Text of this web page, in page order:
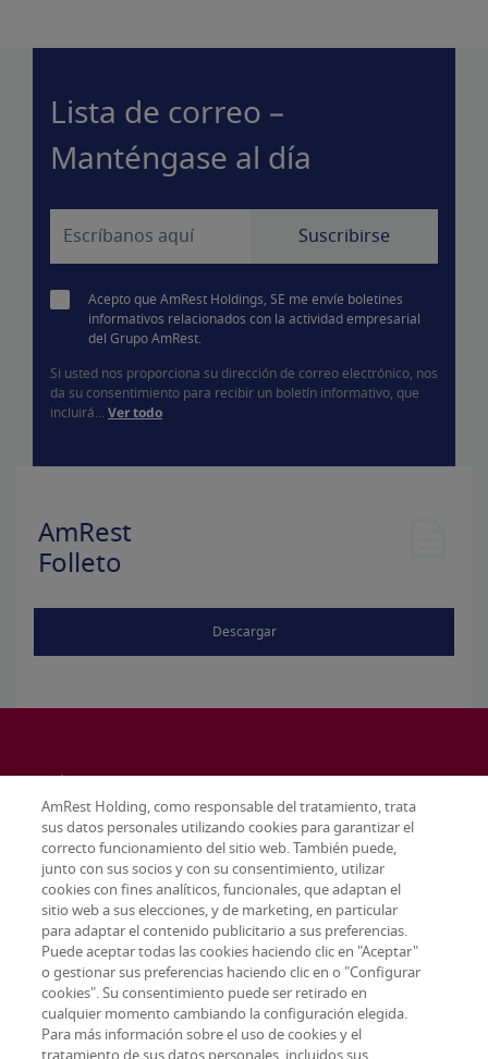
Lista de correo –
Manténgase al día
Acepto que AmRest Holdings, SE me envíe boletines
informativos relacionados con la actividad empresarial
del Grupo AmRest.
Si usted nos proporciona su dirección de correo electrónico, nos
da su consentimiento para recibir un boletín informativo, que
incluirá... Ver todo
AmRest
Folleto
Descargar
Terms & conditions
Privacy policy
AmRest Holding, como responsable del tratamiento, trata
sus datos personales utilizando cookies para garantizar el
correcto funcionamiento del sitio web. También puede,
junto con sus socios y con su consentimiento, utilizar
cookies con fines analíticos, funcionales, que adaptan el
sitio web a sus elecciones, y de marketing, en particular
para adaptar el contenido publicitario a sus preferencias.
Puede aceptar todas las cookies haciendo clic en "Aceptar"
o gestionar sus preferencias haciendo clic en o "Configurar
cookies". Su consentimiento puede ser retirado en
cualquier momento cambiando la configuración elegida.
Para más información sobre el uso de cookies y el